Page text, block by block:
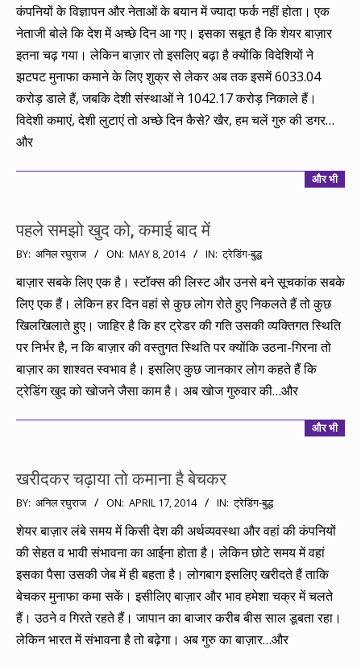
15
कंपनियों के विज्ञापन और नेताओं के बयान में ज्यादा फर्क नहीं होता। एक
नेताजी बोले कि देश में अच्छे दिन आ गए। इसका सबूत है कि शेयर बाज़ार
इतना चढ़ गया। लेकिन बाज़ार तो इसलिए बढ़ा है क्योंकि विदेशियों ने
झटपट मुनाफा कमाने के लिए शुक्र से लेकर अब तक इसमें 6033.04
करोड़ डाले हैं, जबकि देशी संस्थाओं ने 1042.17 करोड़ निकाले हैं।
विदेशी कमाएं, देशी लुटाएं तो अच्छे दिन कैसे? खैर, हम चलें गुरु की डगर…
और
और भी
पहले समझो खुद को, कमाई बाद में
2014-
08
BY: अनिल रघुराज ON: MAY 8, 2014 IN: ट्रेडिंग-बुद्ध
बाज़ार सबके लिए एक है। स्टॉक्स की लिस्ट और उनसे बने सूचकांक सबके
लिए एक हैं। लेकिन हर दिन वहां से कुछ लोग रोते हुए निकलते हैं तो कुछ
खिलखिलाते हुए। जाहिर है कि हर ट्रेडर की गति उसकी व्यक्तिगत स्थिति
पर निर्भर है, न कि बाज़ार की वस्तुगत स्थिति पर क्योंकि उठना-गिरना तो
बाज़ार का शाश्वत स्वभाव है। इसलिए कुछ जानकार लोग कहते हैं कि
ट्रेडिंग खुद को खोजने जैसा काम है। अब खोज गुरुवार की…और
और भी
खरीदकर चढ़ाया तो कमाना है बेचकर
2014-
04-
17
BY: अनिल रघुराज ON: APRIL 17, 2014 IN: ट्रेडिंग-बुद्ध
शेयर बाज़ार लंबे समय में किसी देश की अर्थव्यवस्था और वहां की कंपनियों
की सेहत व भावी संभावना का आईना होता है। लेकिन छोटे समय में वहां
इसका पैसा उसकी जेब में ही बहता है। लोगबाग इसलिए खरीदते हैं ताकि
बेचकर मुनाफा कमा सकें। इसीलिए बाज़ार और भाव हमेशा चक्र में चलते
हैं। उठने व गिरते रहते हैं। जापान का बाजार करीब बीस साल डूबता रहा।
लेकिन भारत में संभावना है तो बढ़ेगा। अब गुरु का बाज़ार…और